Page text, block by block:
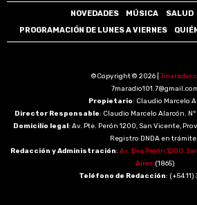
NOVEDADES MÚSICA SALUD
PROGRAMACIÓN DE LUNES A VIERNES
©Copyright © 2026 |
Propietario: Claudio Marcelo
Director Responsable: Claudio Marcelo Alarcón.
Domicilio legal: Av. Pte. Perón 1200, San Vicente,
Registro DNDA en trámite.
Redacción y Administración: Av. Eva Perón 1200,
Aires (1865)
Teléfono de Redacción: (+54 11)